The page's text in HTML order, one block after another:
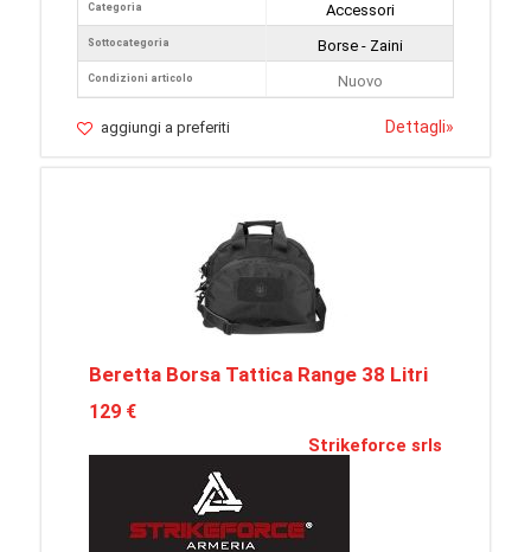
Categoria
Sottocategoria
Condizioni articolo
Accessori
Borse - Zaini
Nuovo
aggiungi a preferiti Dettagli»
Beretta Borsa Tattica Range 38 Litri
129 €
Strikeforce srls